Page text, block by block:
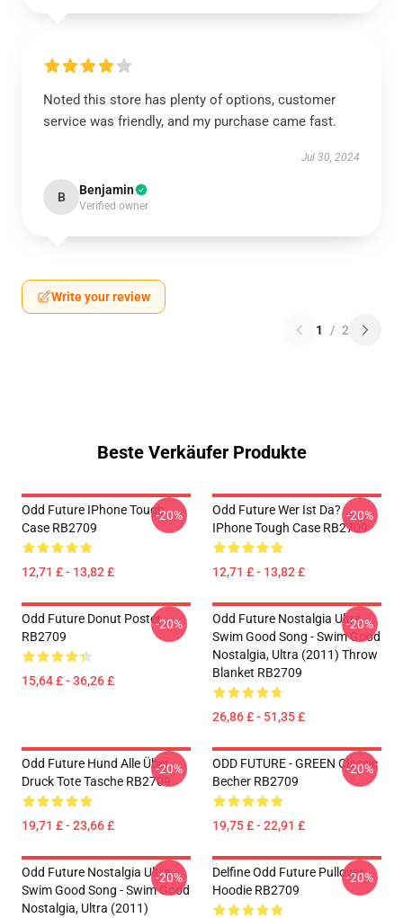
Noted this store has plenty of options, customer
service was friendly, and my purchase came fast.
Jul 30, 2024
B Benjamin
Verified owner
Write your review
1 / 2
Beste Verkäufer Produkte
Odd Future IPhone Tough
Case RB2709
12,71 £ - 13,82 £
-20%
Odd Future Wer Ist Da?
IPhone Tough Case RB2709
12,71 £ - 13,82 £
-20%
Odd Future Donut Poster
RB2709
15,64 £ - 36,26 £
-20%
Odd Future Nostalgia Ultra -
Swim Good Song - Swim Good
Nostalgia, Ultra (2011) Throw
Blanket RB2709
26,86 £ - 51,35 £
-20%
Odd Future Hund Alle Über
Druck Tote Tasche RB2709
19,71 £ - 23,66 £
-20%
ODD FUTURE - GREEN Classic
Becher RB2709
19,75 £ - 22,91 £
-20%
Odd Future Nostalgia Ultra -
Swim Good Song - Swim Good
Nostalgia, Ultra (2011)
-20%
Delfine Odd Future Pullover
Hoodie RB2709
-20%